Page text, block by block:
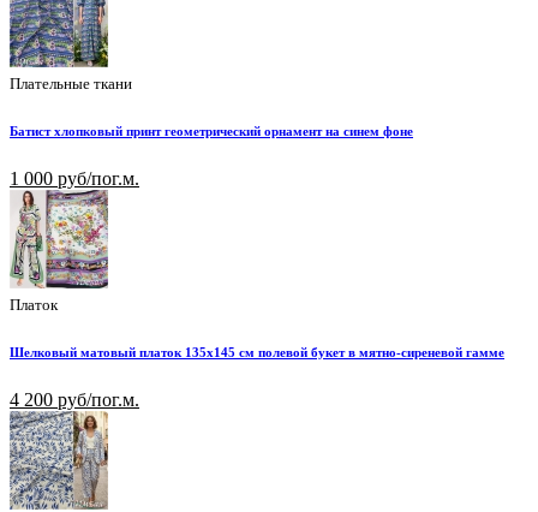
Плательные ткани
Батист хлопковый принт геометрический орнамент на синем фоне
1 000 руб/пог.м.
Платок
Шелковый матовый платок 135х145 см полевой букет в мятно-сиреневой гамме
4 200 руб/пог.м.